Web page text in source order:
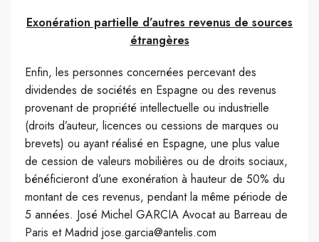
Exonération partielle d’autres revenus de sources
étrangères
Enfin, les personnes concernées percevant des
dividendes de sociétés en Espagne ou des revenus
provenant de propriété intellectuelle ou industrielle
(droits d’auteur, licences ou cessions de marques ou
brevets) ou ayant réalisé en Espagne, une plus value
de cession de valeurs mobilières ou de droits sociaux,
bénéficieront d’une exonération à hauteur de 50% du
montant de ces revenus, pendant la même période de
5 années. José Michel GARCIA Avocat au Barreau de
Paris et Madrid jose.garcia@antelis.com